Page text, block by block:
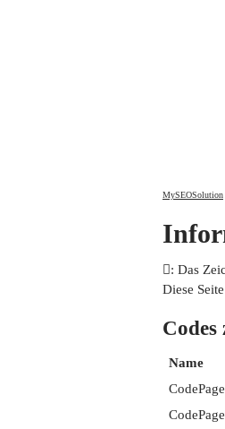
MySEOSolution
𩩖: Das
Diese
Name